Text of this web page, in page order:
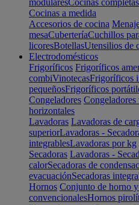
modularesCocinas completas
Cocinas a medida
Accesorios de cocina
mesaCuberteríaCuchillos
licoresBotellasUtensilios de
Electrodomésticos
Frigoríficos Frigoríficos
combiVinotecasFrigoríficos
pequeñosFrigoríficos
Congeladores Congeladores
horizontales
Lavadoras Lavadoras de
superiorLavadoras -
integrablesLavadoras por kg
Secadoras Lavadoras -
calorSecadoras de
evacuaciónSecadoras
Hornos Conjunto de horno
convencionalesHornos